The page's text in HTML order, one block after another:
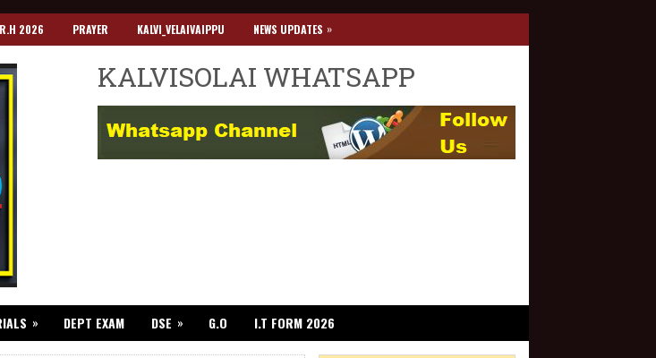
R.H 2026 PRAYER KALVI_VELAIVAIPPU NEWS UPDATES »
KALVISOLAI WHATSAPP
» DEPT EXAM DSE » G.O I.T FORM 2026